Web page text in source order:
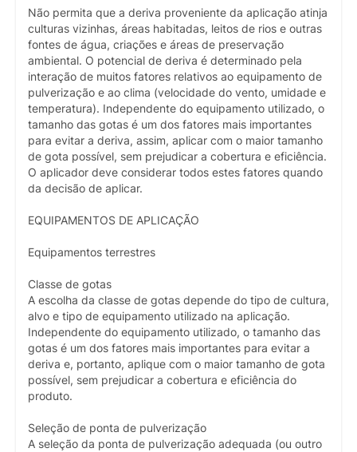
Não permita que a deriva proveniente da aplicação atinja
culturas vizinhas, áreas habitadas, leitos de rios e outras
fontes de água, criações e áreas de preservação
ambiental. O potencial de deriva é determinado pela
interação de muitos fatores relativos ao equipamento de
pulverização e ao clima (velocidade do vento, umidade e
temperatura). Independente do equipamento utilizado, o
tamanho das gotas é um dos fatores mais importantes
para evitar a deriva, assim, aplicar com o maior tamanho
de gota possível, sem prejudicar a cobertura e eficiência.
O aplicador deve considerar todos estes fatores quando
da decisão de aplicar.
EQUIPAMENTOS DE APLICAÇÃO
Equipamentos terrestres
Classe de gotas
A escolha da classe de gotas depende do tipo de cultura,
alvo e tipo de equipamento utilizado na aplicação.
Independente do equipamento utilizado, o tamanho das
gotas é um dos fatores mais importantes para evitar a
deriva e, portanto, aplique com o maior tamanho de gota
possível, sem prejudicar a cobertura e eficiência do
produto.
Seleção de ponta de pulverização
A seleção da ponta de pulverização adequada (ou outro